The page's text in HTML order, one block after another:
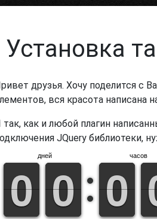
Установка
друзья. Хочу поделится с
вся красота написана
так, как и любой плагин
JQuery библиотеки,
дней
9
9
0
0 9
9
0
0
часов
9
9
0
0